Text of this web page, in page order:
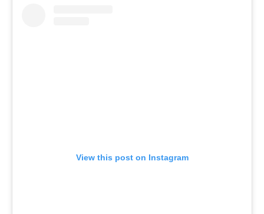
View this post on Instagram